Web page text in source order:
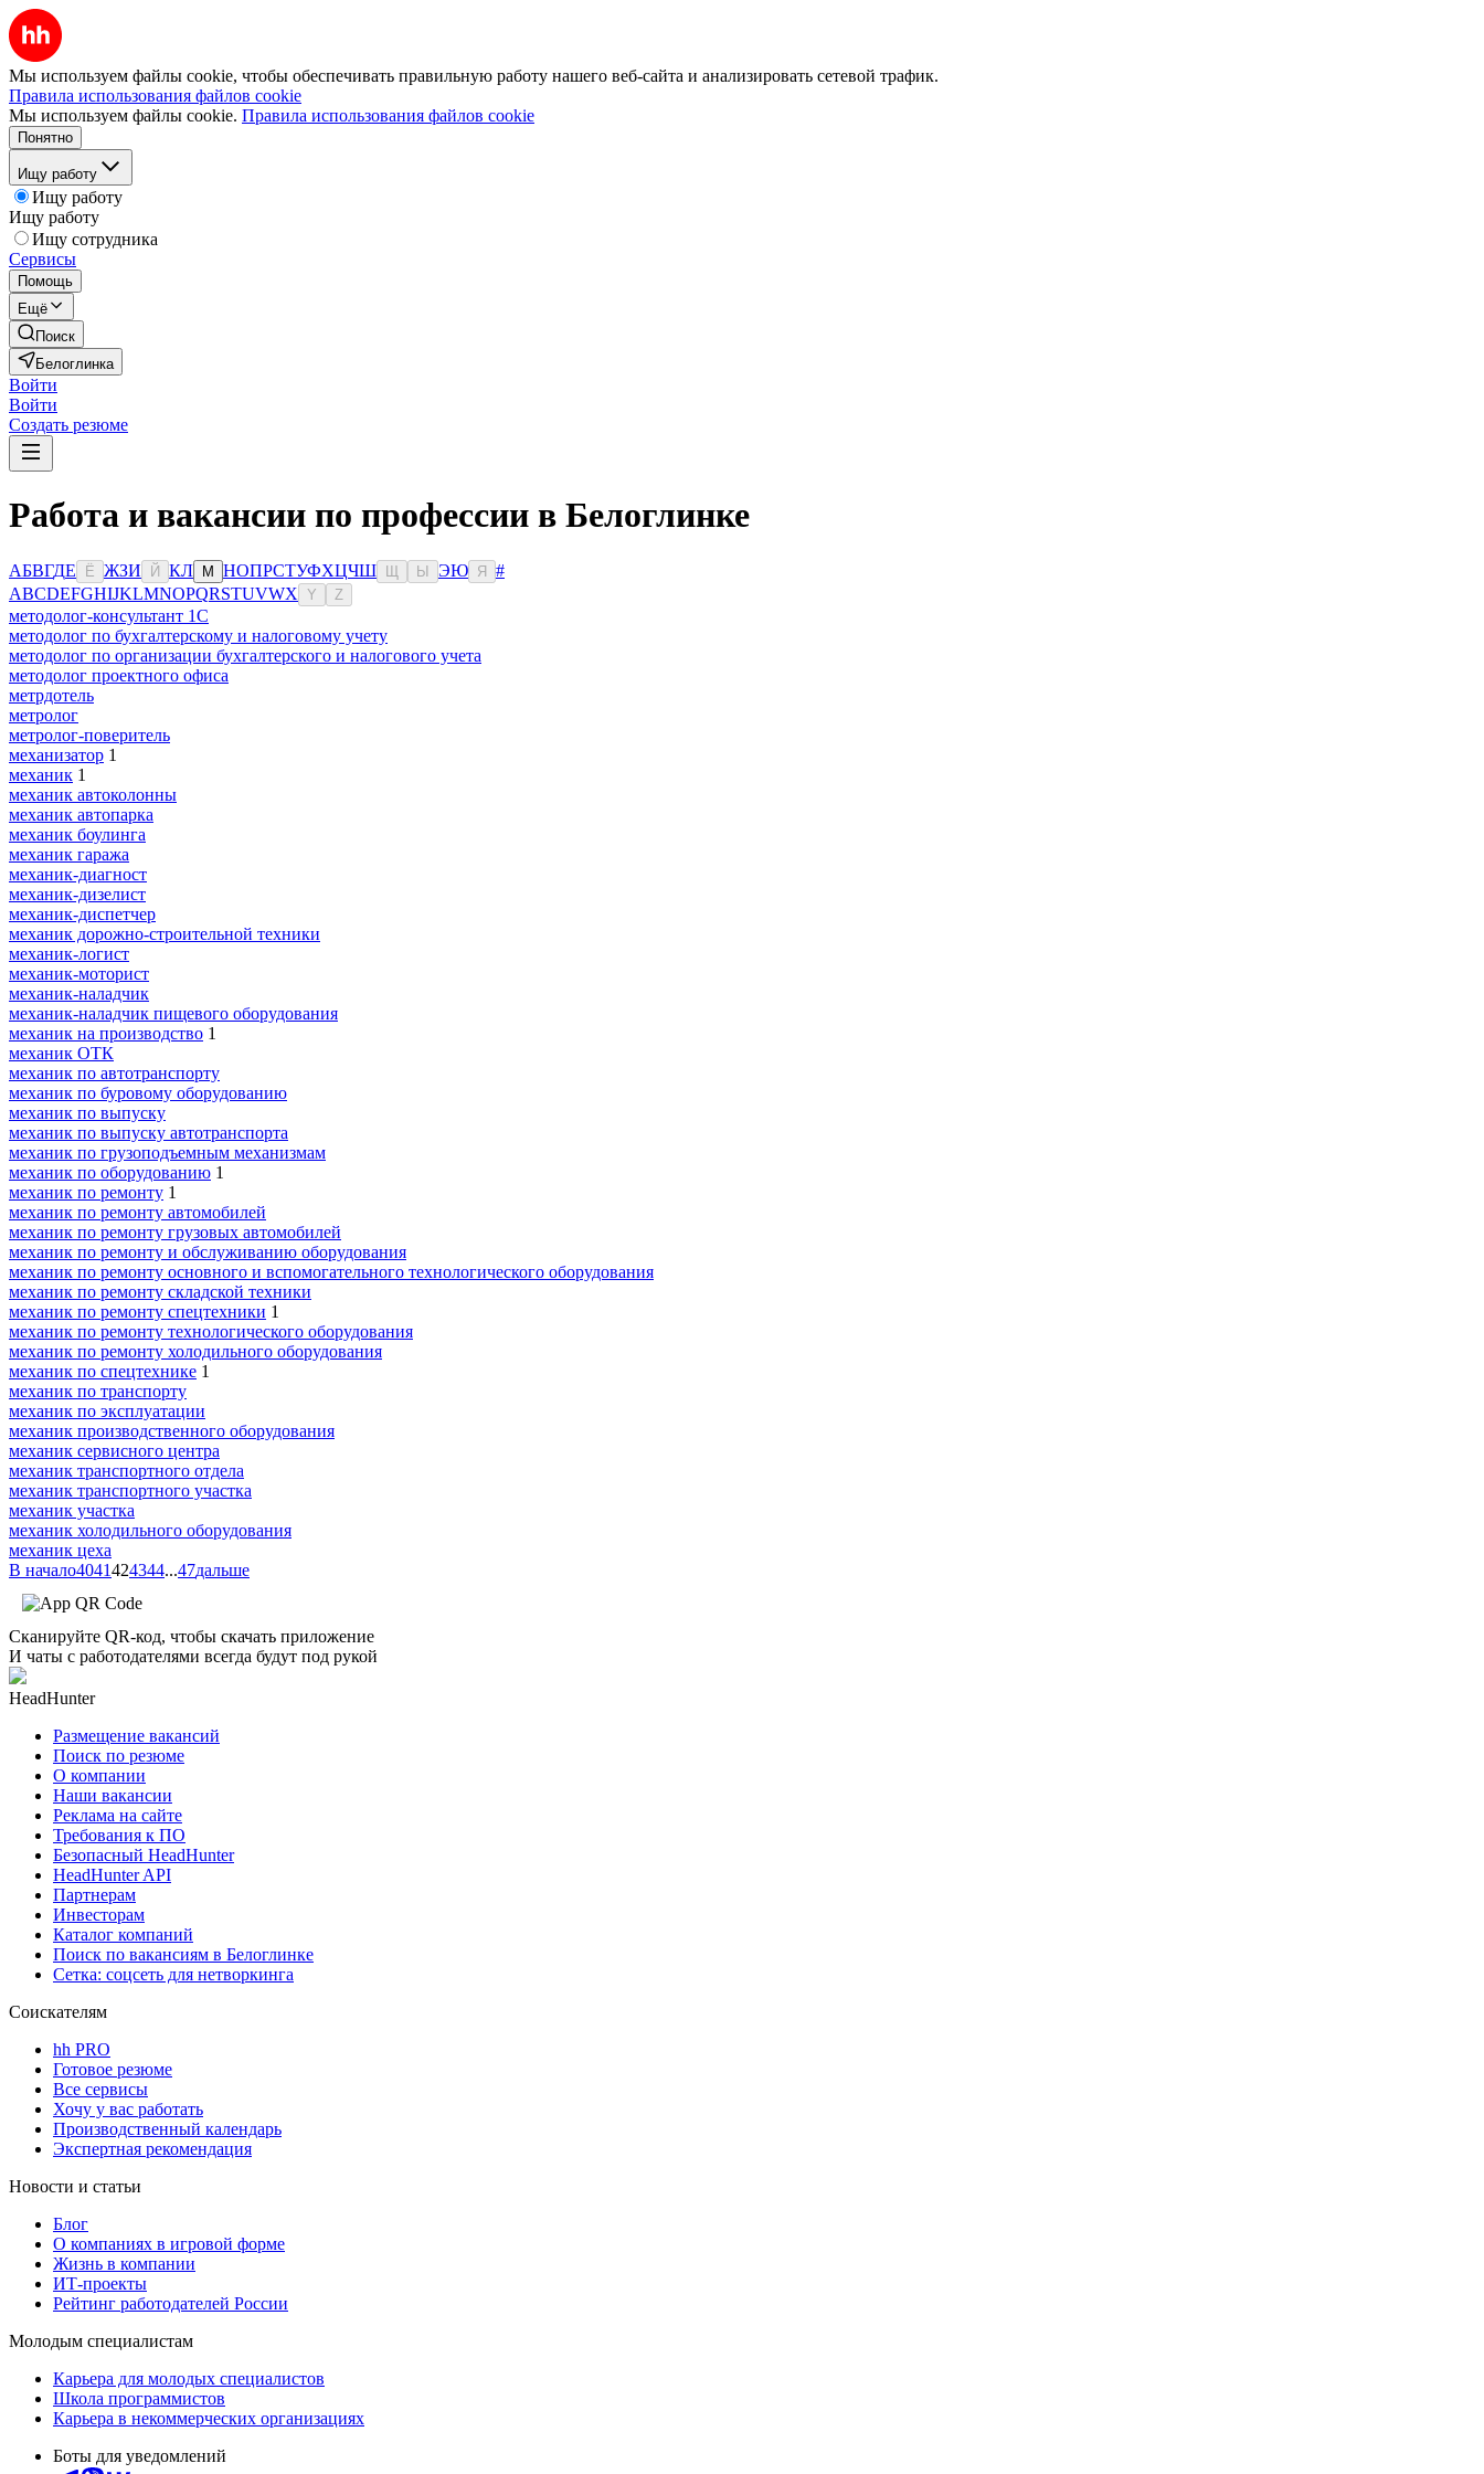
Мы используем файлы cookie, чтобы обеспечивать правильную работу нашего веб-сайта и анализировать сетевой трафик.
Правила использования файлов cookie
Мы используем файлы cookie. Правила использования файлов cookie
Понятно
Ищу работу
Ищу работу
Ищу работу
Ищу сотрудника
Сервисы
Помощь
Ещё
Поиск
Белоглинка
Войти
Войти
Создать резюме
Работа и вакансии по профессии в Белоглинке
АБВГДЕ Ё ЖЗИ Й КЛ М НОПРСТУФХЦЧШ Ы ЭЮ Я
#
ABCDEFGHIJKLMNOPQRSTUVWX Y Z
методолог-консультант 1С
методолог по бухгалтерскому и налоговому учету
методолог по организации бухгалтерского и налогового учета
методолог проектного офиса
метрдотель
метролог
метролог-поверитель
механизатор 1
механик 1
механик автоколонны
механик автопарка
механик боулинга
механик гаража
механик-диагност
механик-дизелист
механик-диспетчер
механик дорожно-строительной техники
механик-логист
механик-моторист
механик-наладчик
механик-наладчик пищевого оборудования
механик на производство 1
механик ОТК
механик по автотранспорту
механик по буровому оборудованию
механик по выпуску
механик по выпуску автотранспорта
механик по грузоподъемным механизмам
механик по оборудованию 1
механик по ремонту 1
механик по ремонту автомобилей
механик по ремонту грузовых автомобилей
механик по ремонту и обслуживанию оборудования
механик по ремонту основного и вспомогательного технологического оборудования
механик по ремонту складской техники
механик по ремонту спецтехники 1
механик по ремонту технологического оборудования
механик по ремонту холодильного оборудования
механик по спецтехнике 1
механик по транспорту
механик по эксплуатации
механик производственного оборудования
механик сервисного центра
механик транспортного отдела
механик транспортного участка
механик участка
механик холодильного оборудования
механик цеха
В начало4041424344...47дальше
Сканируйте QR-код, чтобы скачать приложение
И чаты с работодателями всегда будут под рукой
HeadHunter
Размещение вакансий
Поиск по резюме
О компании
Наши вакансии
Реклама на сайте
Требования к ПО
Безопасный HeadHunter
HeadHunter API
Партнерам
Инвесторам
Каталог компаний
Поиск по вакансиям в Белоглинке
Сетка: соцсеть для нетворкинга
Соискателям
hh PRO
Готовое резюме
Все сервисы
Хочу у вас работать
Производственный календарь
Экспертная рекомендация
Новости и статьи
Блог
О компаниях в игровой форме
Жизнь в компании
ИТ-проекты
Рейтинг работодателей России
Молодым специалистам
Карьера для молодых специалистов
Школа программистов
Карьера в некоммерческих организациях
Боты для уведомлений